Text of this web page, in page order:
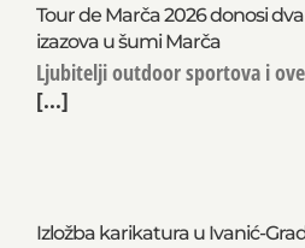
Tour de Marča 2026 donosi
izazova u šumi Marča
Ljubitelji outdoor sportova i
[...]
Izložba karikatura u Ivanić-